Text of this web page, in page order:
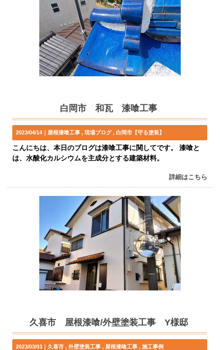
白岡市 和瓦 漆喰工事
2023/04/14｜ 屋根漆喰工事 現場ブログ 白岡市【守る塗装】
こんにちは、本日のブログは漆喰工事に関してです。 漆喰と
は、水酸化カルシウムを主成分とする建築材料。
詳細はこちら
久喜市 屋根漆喰/外壁塗装工事 Y様邸
2023/03/03｜久喜市 外壁塗装工事 屋根漆喰工事 施工事例